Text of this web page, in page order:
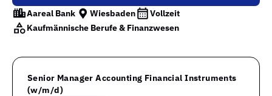
Aareal Bank Wiesbaden
Vollzeit
Kaufmännische Berufe & Finanzwesen
Senior Manager Accounting Financial Instruments
(w/m/d)